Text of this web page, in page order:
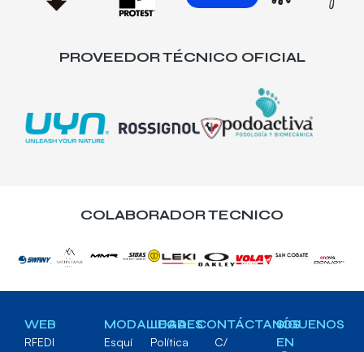
PROVEEDOR TÉCNICO OFICIAL
COLABORADOR TECNICO
WEB
RFEDI
MODALIDADES
Esquí
LEGAL
Política
CONTÁCTANOS
C/
SÍGUENOS
EN